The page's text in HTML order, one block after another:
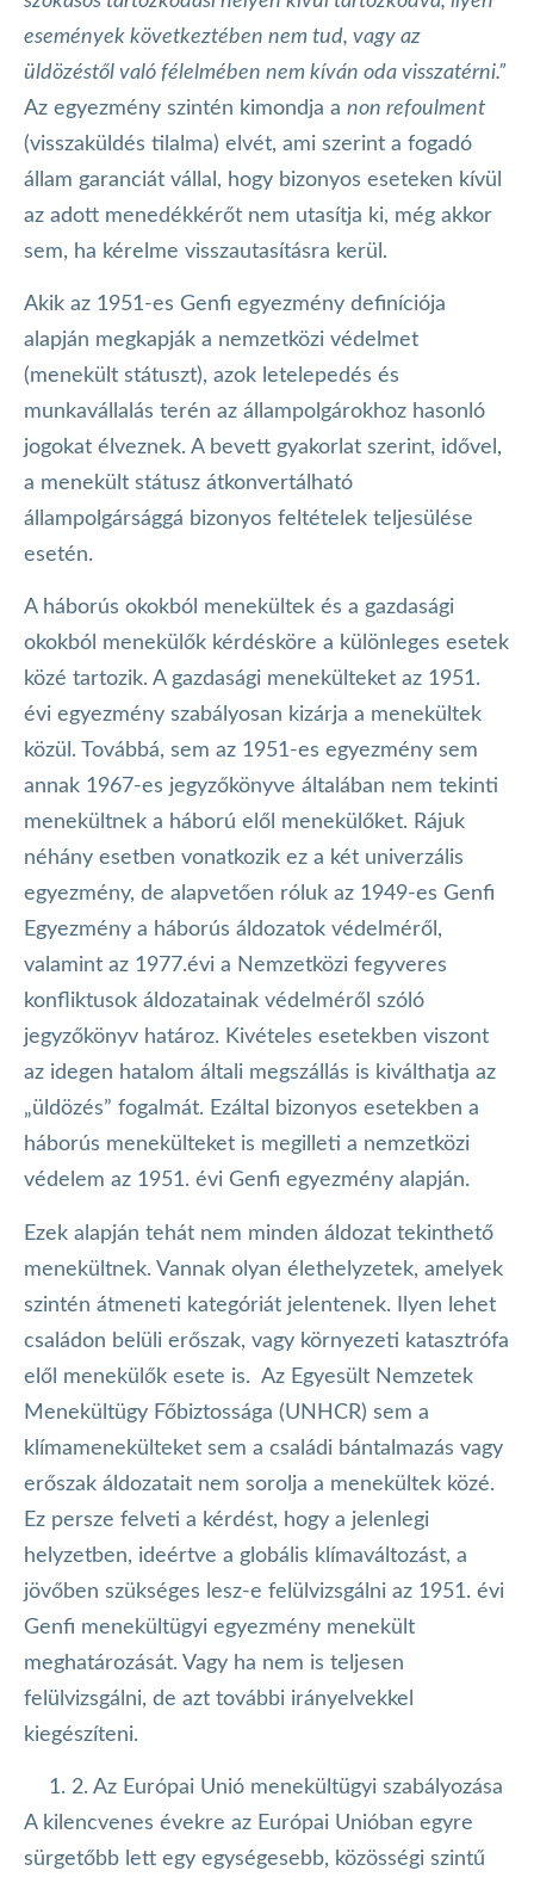
események következtében nem tud, vagy az
üldözéstől való félelmében nem kíván oda visszatérni.”
Az egyezmény szintén kimondja a non refoulment
(visszaküldés tilalma) elvét, ami szerint a fogadó
állam garanciát vállal, hogy bizonyos eseteken kívül
az adott menedékkérőt nem utasítja ki, még akkor
sem, ha kérelme visszautasításra kerül.
Akik az 1951-es Genfi egyezmény definíciója
alapján megkapják a nemzetközi védelmet
(menekült státuszt), azok letelepedés és
munkavállalás terén az állampolgárokhoz hasonló
jogokat élveznek. A bevett gyakorlat szerint, idővel,
a menekült státusz átkonvertálható
állampolgársággá bizonyos feltételek teljesülése
esetén.
A háborús okokból menekültek és a gazdasági
okokból menekülők kérdésköre a különleges esetek
közé tartozik. A gazdasági menekülteket az 1951.
évi egyezmény szabályosan kizárja a menekültek
közül. Továbbá, sem az 1951-es egyezmény sem
annak 1967-es jegyzőkönyve általában nem tekinti
menekültnek a háború elől menekülőket. Rájuk
néhány esetben vonatkozik ez a két univerzális
egyezmény, de alapvetően róluk az 1949-es Genfi
Egyezmény a háborús áldozatok védelméről,
valamint az 1977.évi a Nemzetközi fegyveres
konfliktusok áldozatainak védelméről szóló
jegyzőkönyv határoz. Kivételes esetekben viszont
az idegen hatalom általi megszállás is kiválthatja az
„üldözés” fogalmát. Ezáltal bizonyos esetekben a
háborús menekülteket is megilleti a nemzetközi
védelem az 1951. évi Genfi egyezmény alapján.
Ezek alapján tehát nem minden áldozat tekinthető
menekültnek. Vannak olyan élethelyzetek, amelyek
szintén átmeneti kategóriát jelentenek. Ilyen lehet
családon belüli erőszak, vagy környezeti katasztrófa
elől menekülők esete is. Az Egyesült Nemzetek
Menekültügy Főbiztossága (UNHCR) sem a
klímamenekülteket sem a családi bántalmazás vagy
erőszak áldozatait nem sorolja a menekültek közé.
Ez persze felveti a kérdést, hogy a jelenlegi
helyzetben, ideértve a globális klímaváltozást, a
jövőben szükséges lesz-e felülvizsgálni az 1951. évi
Genfi menekültügyi egyezmény menekült
meghatározását. Vagy ha nem is teljesen
felülvizsgálni, de azt további irányelvekkel
kiegészíteni.
2. Az Európai Unió menekültügyi szabályozása
A kilencvenes évekre az Európai Unióban egyre
sürgetőbb lett egy egységesebb, közösségi szintű